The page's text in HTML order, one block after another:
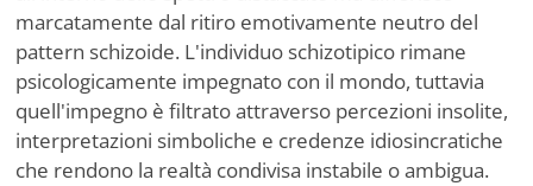
marcatamente dal ritiro emotivamente neutro del
pattern schizoide. L'individuo schizotipico rimane
psicologicamente impegnato con il mondo, tuttavia
quell'impegno è filtrato attraverso percezioni insolite,
interpretazioni simboliche e credenze idiosincratiche
che rendono la realtà condivisa instabile o ambigua.